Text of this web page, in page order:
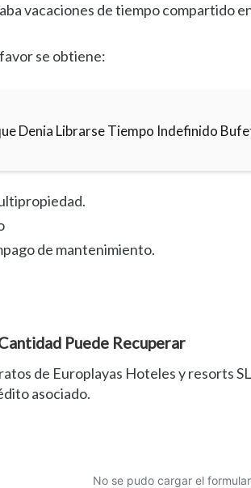
vacaciones de tiempo compartido
se obtiene:
Denia Librarse Tiempo Indefinido
de mantenimiento.
Puede Recuperar
de Europlayas Hoteles y resorts
asociado.
No se pudo cargar el